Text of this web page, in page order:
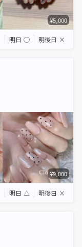
¥5,000
明日 ◯ 明後日 ×
¥9,000
明日 △ 明後日 ×